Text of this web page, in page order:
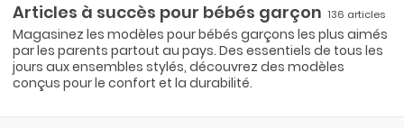
Articles à succès pour bébés garçon 136 articles
Magasinez les modèles pour bébés garçons les plus aimés
par les parents partout au pays. Des essentiels de tous les
jours aux ensembles stylés, découvrez des modèles
conçus pour le confort et la durabilité.